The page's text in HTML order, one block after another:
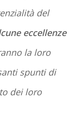
del
eccellenze
la loro
spunti di
dei loro